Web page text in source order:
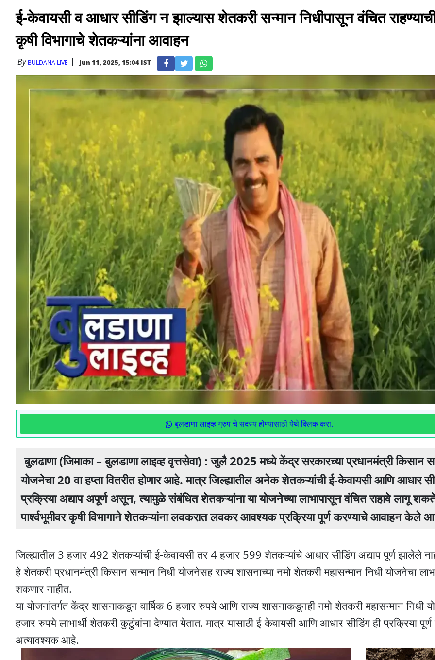
ई-केवायसी व आधार सीडिंग न झाल्यास शेतकरी सन्मान निधीपासून वंचित
कृषी विभागाचे शेतकऱ्यांना आवाहन
By BULDANA LIVE Jun 11, 2025, 15:04 IST
बुलडाणा लाइव्ह ग्रुप चे सदस्य होण्यासाठी येथे क्लिक करा.
बुलढाणा (जिमाका – बुलडाणा लाइव्ह वृत्तसेवा) : जुलै 2025 मध्ये केंद्र सरकारच्या प्रधानमंत्री किसान
योजनेचा 20 वा हप्ता वितरीत होणार आहे. मात्र जिल्ह्यातील अनेक शेतकऱ्यांची ई-केवायसी आणि आधार
प्रक्रिया अद्याप अपूर्ण असून, त्यामुळे संबंधित शेतकऱ्यांना या योजनेच्या लाभापासून वंचित राहावे लागू
पार्श्वभूमीवर कृषी विभागाने शेतकऱ्यांना लवकरात लवकर आवश्यक प्रक्रिया पूर्ण करण्याचे आवाहन केले
जिल्ह्यातील 3 हजार 492 शेतकऱ्यांची ई-केवायसी तर 4 हजार 599 शेतकऱ्यांचे आधार सीडिंग अद्याप पूर्ण झालेले
हे शेतकरी प्रधानमंत्री किसान सन्मान निधी योजनेसह राज्य शासनाच्या नमो शेतकरी महासन्मान निधी योजनेचा
शकणार नाहीत.
या योजनांतर्गत केंद्र शासनाकडून वार्षिक 6 हजार रुपये आणि राज्य शासनाकडूनही नमो शेतकरी महासन्मान निधी
हजार रुपये लाभार्थी शेतकरी कुटुंबांना देण्यात येतात. मात्र यासाठी ई-केवायसी आणि आधार सीडिंग ही प्रक्रिया
अत्यावश्यक आहे.